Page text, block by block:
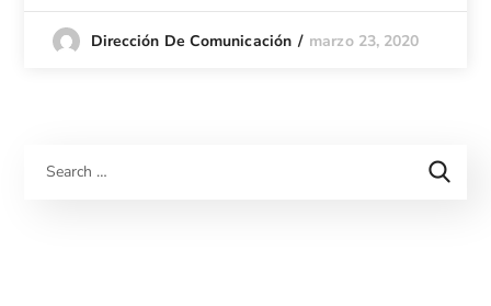
Dirección De Comunicación marzo 23, 2020